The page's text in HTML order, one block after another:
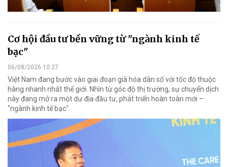
Cơ hội đầu tư bền vững từ "ngành kinh tế
bạc"
06/08/2026 10:27
Việt Nam đang bước vào giai đoạn già hóa dân số với tốc độ thuộc
hàng nhanh nhất thế giới. Nhìn từ góc độ thị trường, sự chuyển dịch
này đang mở ra một dư địa đầu tư, phát triển hoàn toàn mới –
"ngành kinh tế bạc".